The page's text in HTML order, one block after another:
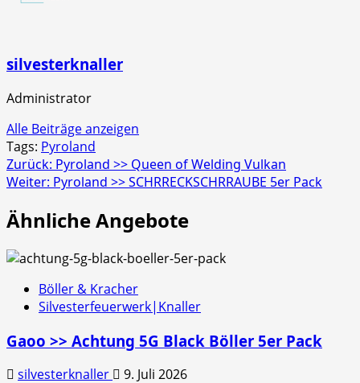
silvesterknaller
Administrator
Alle Beiträge anzeigen
Tags: Pyroland
Beitragsnavigation
Zurück: Pyroland >> Queen of Welding Vulkan
Weiter: Pyroland >> SCHRRECKSCHRRAUBE 5er Pack
Ähnliche Angebote
Böller & Kracher
Silvesterfeuerwerk|Knaller
Gaoo >> Achtung 5G Black Böller 5er Pack
silvesterknaller 9. Juli 2026